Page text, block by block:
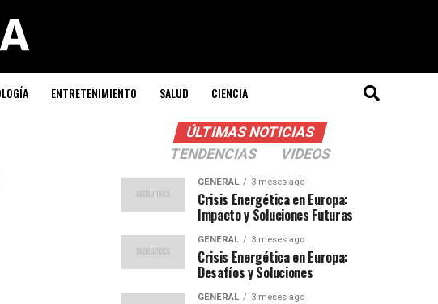
ENTRETENIMIENTO SALUD CIENCIA
ÚLTIMAS NOTICIAS
TENDENCIAS
VIDEOS
GENERAL 3 meses ago
Crisis Energética en Europa:
Impacto y Soluciones Futuras
GENERAL 3 meses ago
Crisis Energética en Europa:
Desafíos y Soluciones
GENERAL 3 meses ago